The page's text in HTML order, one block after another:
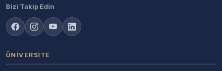
Bizi Takip Edin
ÜNIVERSITE